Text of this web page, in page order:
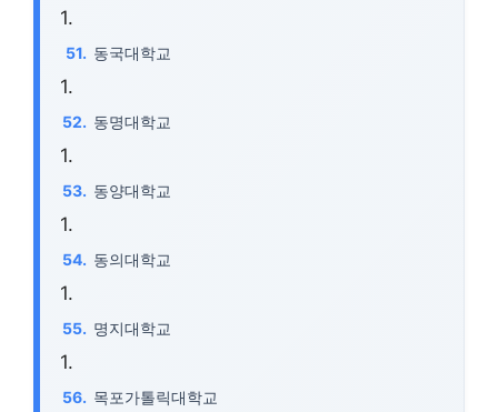
동국대학교
동명대학교
동양대학교
동의대학교
명지대학교
목포가톨릭대학교